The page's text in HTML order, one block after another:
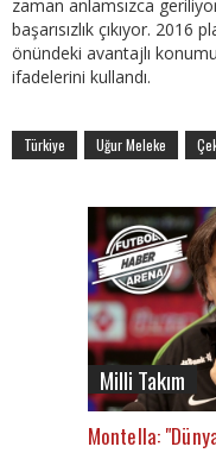
zaman anlamsızca
başarısızlık çıkıyor.
önündeki avantajlı
ifadelerini kullandı.
Türkiye Uğur Meleke
Milli Takım
Montella: